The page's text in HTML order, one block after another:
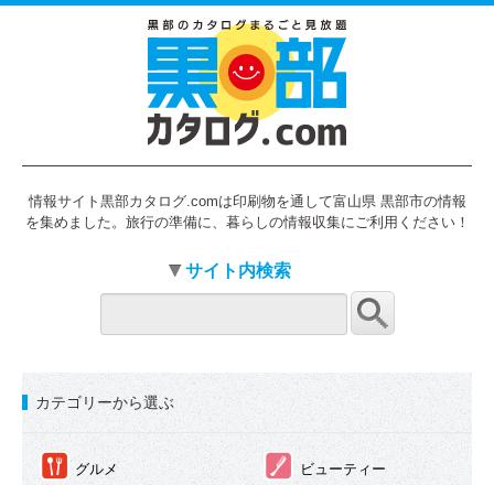
情報サイト黒部カタログ.comは印刷物を通して富山県 黒部市の情報
を集めました。旅行の準備に、暮らしの情報収集にご利用ください！
サイト内検索
カテゴリーから選ぶ
① グルメ ② ビューティー